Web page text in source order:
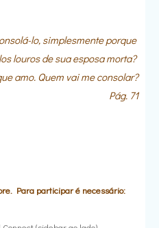
lo, simplesmente porque
louros de sua esposa morta?
amo. Quem vai me consolar?
Pág. 71
Para participar é necessário: